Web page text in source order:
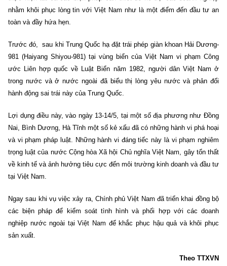
nhằm khôi phục lòng tin với Việt Nam như là một điểm đến đầu tư an
toàn và đầy hứa hẹn.
Trước đó, sau khi Trung Quốc hạ đặt trái phép giàn khoan Hải Dương-
981 (Haiyang Shiyou-981) tại vùng biển của Việt Nam vi phạm Công
ước Liên hợp quốc về Luật Biển năm 1982, người dân Việt Nam ở
trong nước và ở nước ngoài đã biểu thị lòng yêu nước và phản đối
hành động sai trái này của Trung Quốc.
Lợi dụng điều này, vào ngày 13-14/5, tại một số địa phương như Đồng
Nai, Bình Dương, Hà Tĩnh một số kẻ xấu đã có những hành vi phá hoại
và vi phạm pháp luật. Những hành vi đáng tiếc này là vi phạm nghiêm
trọng luật của nước Cộng hòa Xã hội Chủ nghĩa Việt Nam, gây tổn thất
về kinh tế và ảnh hưởng tiêu cực đến môi trường kinh doanh và đầu tư
tại Việt Nam.
Ngay sau khi vụ việc xảy ra, Chính phủ Việt Nam đã triển khai đồng bộ
các biện pháp để kiểm soát tình hình và phối hợp với các doanh
nghiệp nước ngoài tại Việt Nam để khắc phục hậu quả và khôi phục
sản xuất.
Theo TTXVN